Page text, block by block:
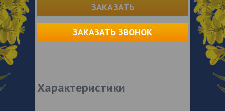
ЗАКАЗАТЬ
ЗАКАЗАТЬ ЗВОНОК
Характеристики